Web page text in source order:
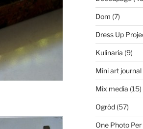
Dom (7)
Dress Up
Kulinaria (9)
Mini art
Mix media (15)
Ogród(57)
One Photo Per